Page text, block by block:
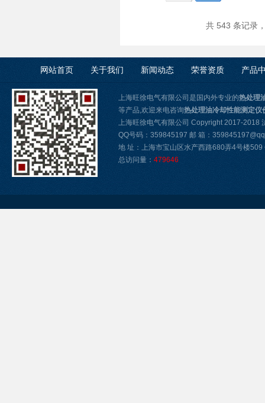
共 543 条记录
网站首页 关于我们 新闻动态 荣誉资质 产品
上海旺徐电气有限公司是国内外专业的热处理
等产品,欢迎来电咨询热处理油冷却性能测定仪
上海旺徐电气有限公司 Copyright 2017-2018
QQ号码：359845197 邮 箱：
地 址：上海市宝山区水产西路680弄4号楼
总访问量： 479646